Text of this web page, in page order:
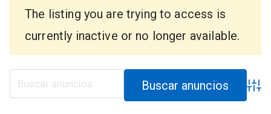
The listing you are trying to access is
currently inactive or no longer available.